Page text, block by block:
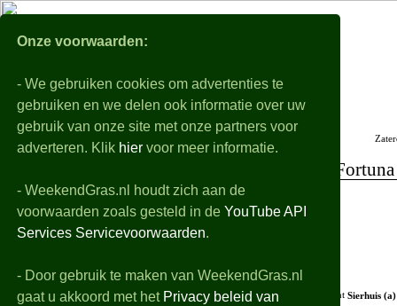
Onze voorwaarden:
- We gebruiken cookies om advertenties te
gebruiken en we delen ook informatie over uw
gebruik van onze site met onze partners voor
adverteren. Klik hier voor meer informatie.
- WeekendGras.nl houdt zich aan de
voorwaarden zoals gesteld in deYouTube API
Services Servicevoorwaarden.
- Door gebruik te maken van WeekendGras.nl
gaat u akkoord met het Privacy beleid van
Nabeschouwingen
Alle eredivisie samenvattingen, uitslagen, details en filmpjes van de gespeelde
12' Sierhuis (a)